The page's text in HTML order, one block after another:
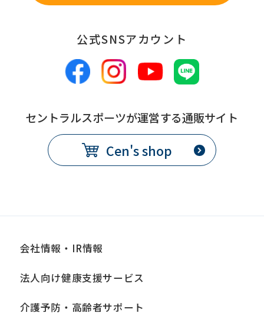
公式SNSアカウント
セントラルスポーツが運営する通販サイト
Cen's shop
会社情報・IR情報
法人向け健康支援サービス
介護予防・高齢者サポート